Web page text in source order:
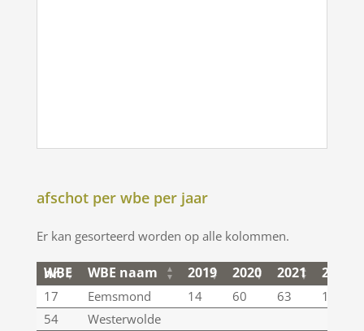
afschot per wbe per jaar
Er kan gesorteerd worden op alle kolommen.
WBE nr. WBE naam 2019 2020 2021 2022
WBE nr. WBE naam 2019 2020 2021 2022
17 Eemsmond 14 60 63
10
54
Westerwolde